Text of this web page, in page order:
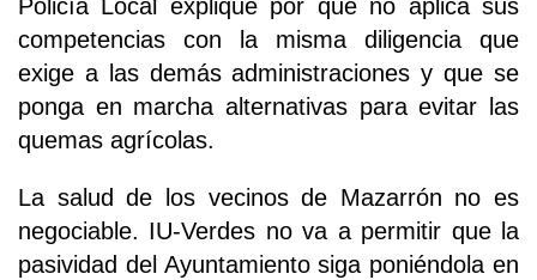
Policía Local explique por qué no aplica sus
competencias con la misma diligencia que
exige a las demás administraciones y que se
ponga en marcha alternativas para evitar las
quemas agrícolas.
La salud de los vecinos de Mazarrón no es
negociable. IU-Verdes no va a permitir que la
pasividad del Ayuntamiento siga poniéndola en